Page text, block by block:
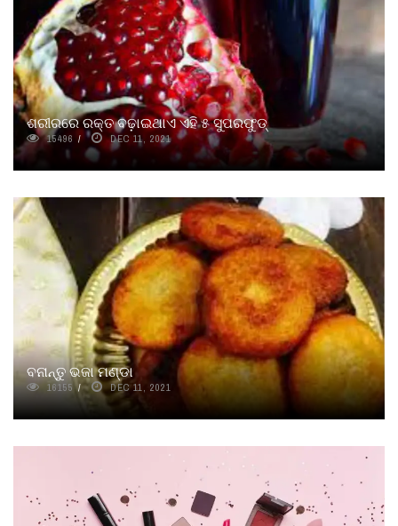
ଶରୀରରେ ରକ୍ତ ବଢ଼ାଇଥାଏ ଏହି ୫ ସୁପରଫୁଡ୍
15496 DEC 11, 2021
ବନାନ୍ତୁ ଭଜା ମଣ୍ଡା
16155 DEC 11, 2021